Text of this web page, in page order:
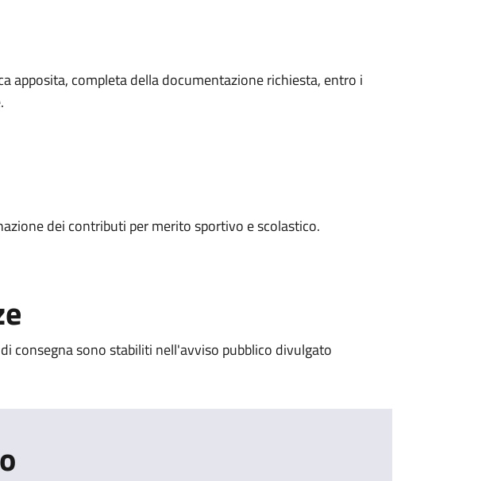
apposita, completa della documentazione richiesta, entro i
dei contributi per merito sportivo e scolastico.
consegna sono stabiliti nell'avviso pubblico divulgato